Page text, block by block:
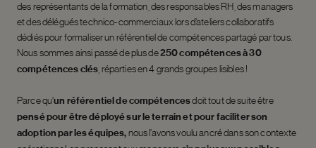
des représentants de la formation, des responsables RH, des managers
et des délégués technico-commerciaux lors d’ateliers collaboratifs
dédiés pour formaliser un référentiel de compétences partagé par tous.
Nous sommes ainsi passé de plus de250 compétences à 30
compétences clés , réparties en 4 grands groupes lisibles !
Parce qu’un référentiel de compétencesdoit tout de suite être
pensé pour être déployé sur le terrain et pour faciliter son
adoption par les équipes,nous l’avons voulu ancré dans son contexte